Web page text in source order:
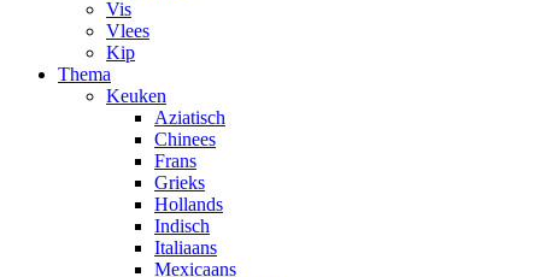
Vis
Vlees
Kip
Thema
Keuken
Aziatisch
Chinees
Frans
Grieks
Hollands
Indisch
Italiaans
Mexicaans